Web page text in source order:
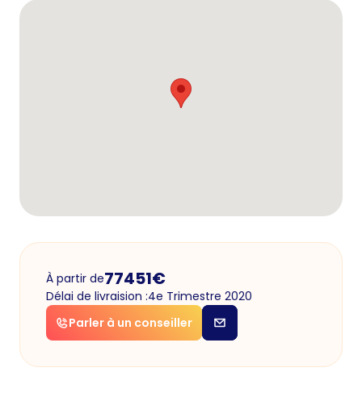
À partir de77451€
Délai de livraision :4e Trimestre 2020
Parler à un conseiller